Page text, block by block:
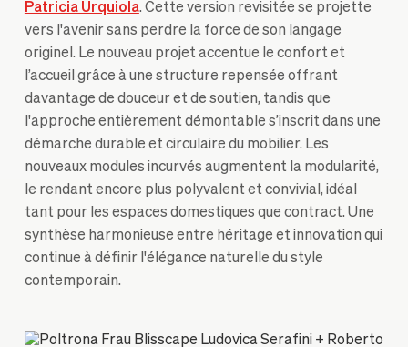
Patricia Urquiola. Cette version revisitée se projette
vers l'avenir sans perdre la force de son langage
originel. Le nouveau projet accentue le confort et
l’accueil grâce à une structure repensée offrant
davantage de douceur et de soutien, tandis que
l'approche entièrement démontable s’inscrit dans une
démarche durable et circulaire du mobilier. Les
nouveaux modules incurvés augmentent la modularité,
le rendant encore plus polyvalent et convivial, idéal
tant pour les espaces domestiques que contract. Une
synthèse harmonieuse entre héritage et innovation qui
continue à définir l'élégance naturelle du style
contemporain.